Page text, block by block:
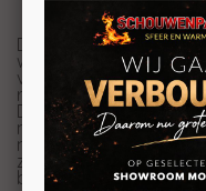
De Trico S van
waardoor u een
vlammenspel. Daarbij
ruit bewonderd
Door de vierkante
model een moderne
model voor wat
zijn grote broer; de
bijvoorbeeld perfect